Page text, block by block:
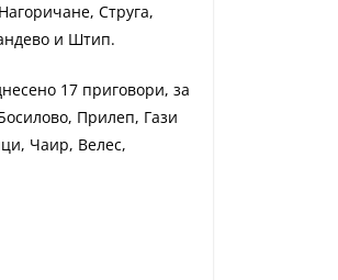
Струга,
и Штип.
17 приговори, за
Прилеп, Гази
Чаир, Велес,